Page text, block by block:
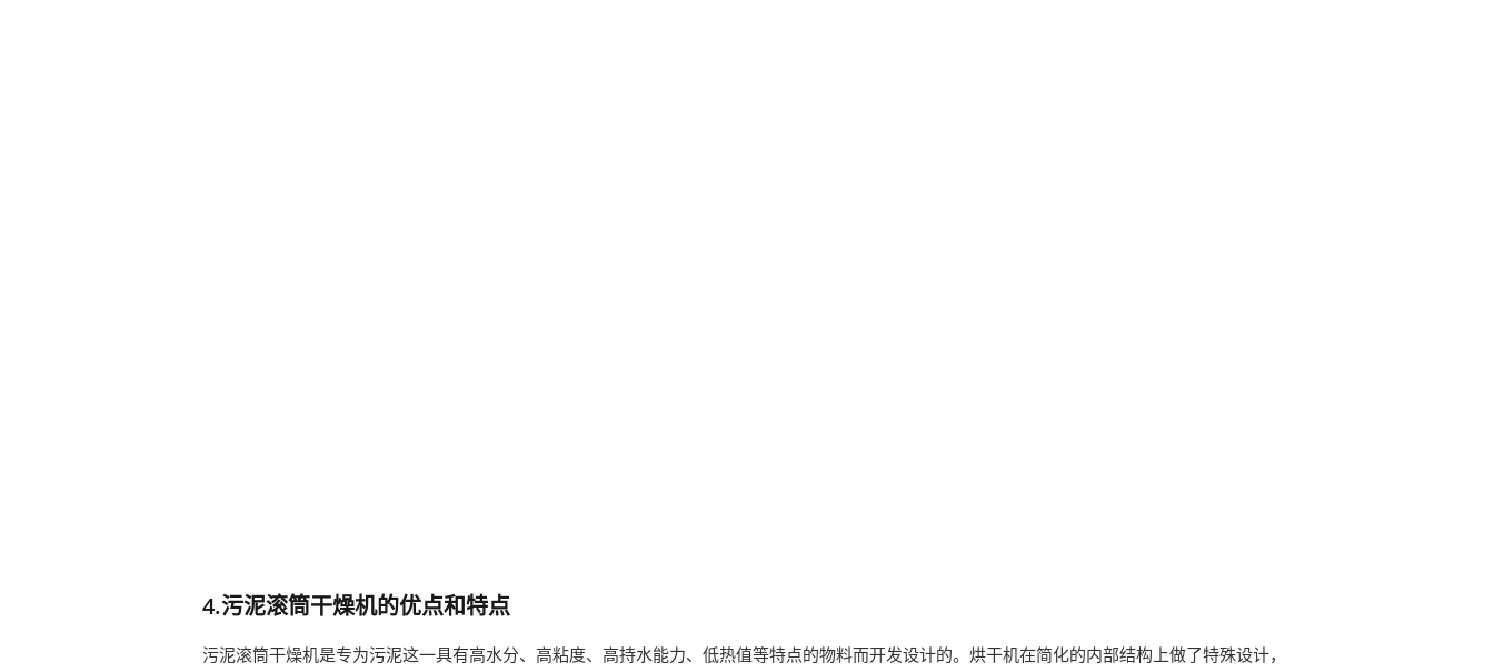
4.污泥滚筒干燥机的优点和特点
污泥滚筒干燥机是专为污泥这一具有高水分、高粘度、高持水能力、低热值等特点的物料而开发设计的。烘干机在简化的内部结构上做了特殊设计，